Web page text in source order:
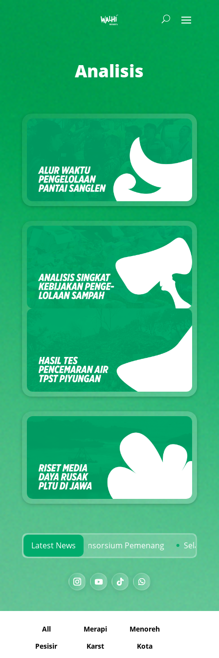
Analisis
Latest News
Rekam Jejak Konsorsium Pemenang Selamatkan
All Merapi
Menoreh
Pesisir
Karst Kota